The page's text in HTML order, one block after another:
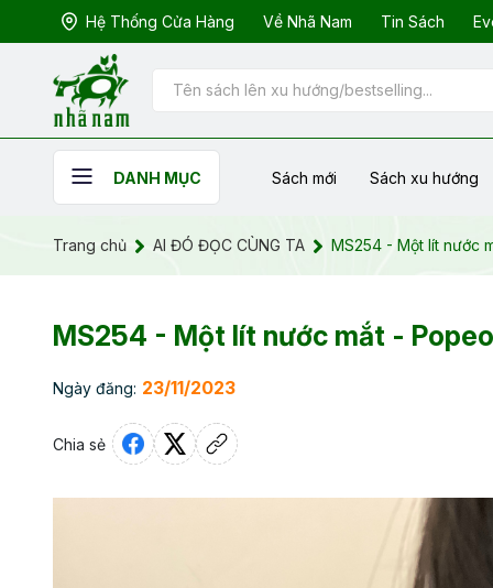
Hệ Thống Cửa Hàng Về Nhã Nam Tin Sách
DANH MỤC Sách mới Sách xu hướng
Trang chủ AI ĐÓ ĐỌC CÙNG TA MS254 - Một lít nước
MS254 - Một lít nước mắt -
Ngày đăng: 23/11/2023
Chia sẻ